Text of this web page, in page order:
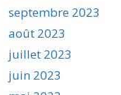
septembre 2023
août 2023
juillet 2023
juin 2023